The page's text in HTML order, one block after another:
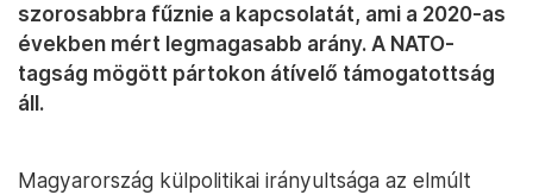
szorosabbra fűznie a kapcsolatát, ami a 2020-as
években mért legmagasabb arány. A NATO-
tagság mögött pártokon átívelő támogatottság
áll.
Magyarország külpolitikai irányultsága az elmúlt